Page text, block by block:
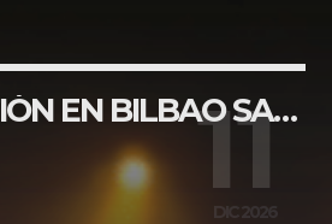
EN LA WEB
ESTA PÁGINA
Twitter 11
DIC 2026
MALA GESTIÓN EN BILBAO SALA STAGE LIVE